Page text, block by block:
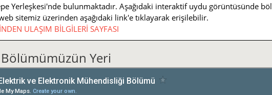
Yerleşkesi'nde bulunmaktadır. Aşağıdaki interaktif uydu görüntüsünde
sitemiz üzerinden aşağıdaki link'e tıklayarak erişilebilir.
ULAŞIM BİLGİLERİ SAYFASI
Yeri